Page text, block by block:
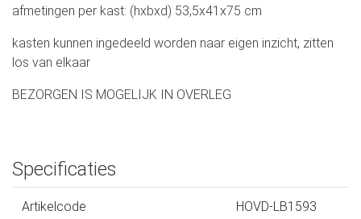
afmetingen per kast: (hxbxd) 53,5x41x75 cm
kasten kunnen ingedeeld worden naar eigen inzicht, zitten
los van elkaar
BEZORGEN IS MOGELIJK IN OVERLEG
Specificaties
Artikelcode HOVD-LB1593